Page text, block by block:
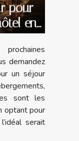
pour
en
demandez
un séjour
sont les
optant pour
serait